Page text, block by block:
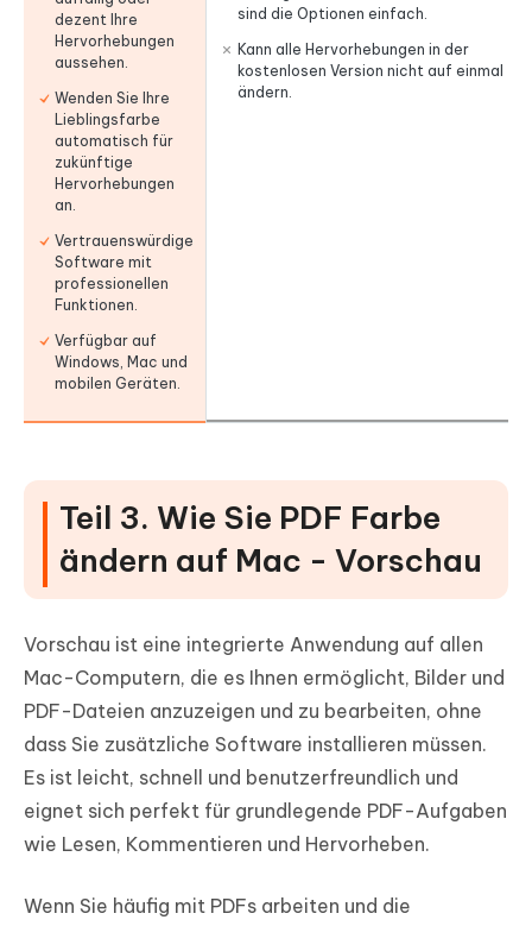
dezent Ihre
Hervorhebungen
aussehen.
Wenden Sie Ihre
Lieblingsfarbe
automatisch für
zukünftige
Hervorhebungen
an.
Vertrauenswürdige
Software mit
professionellen
Funktionen.
Verfügbar auf
Windows, Mac und
mobilen Geräten.
sind die Optionen einfach.
Kann alle Hervorhebungen in der
kostenlosen Version nicht auf einmal
ändern.
Teil 3. Wie Sie PDF Farbe
ändern auf Mac - Vorschau
Vorschau ist eine integrierte Anwendung auf allen
Mac-Computern, die es Ihnen ermöglicht, Bilder und
PDF-Dateien anzuzeigen und zu bearbeiten, ohne
dass Sie zusätzliche Software installieren müssen.
Es ist leicht, schnell und benutzerfreundlich und
eignet sich perfekt für grundlegende PDF-Aufgaben
wie Lesen, Kommentieren und Hervorheben.
Wenn Sie häufig mit PDFs arbeiten und die